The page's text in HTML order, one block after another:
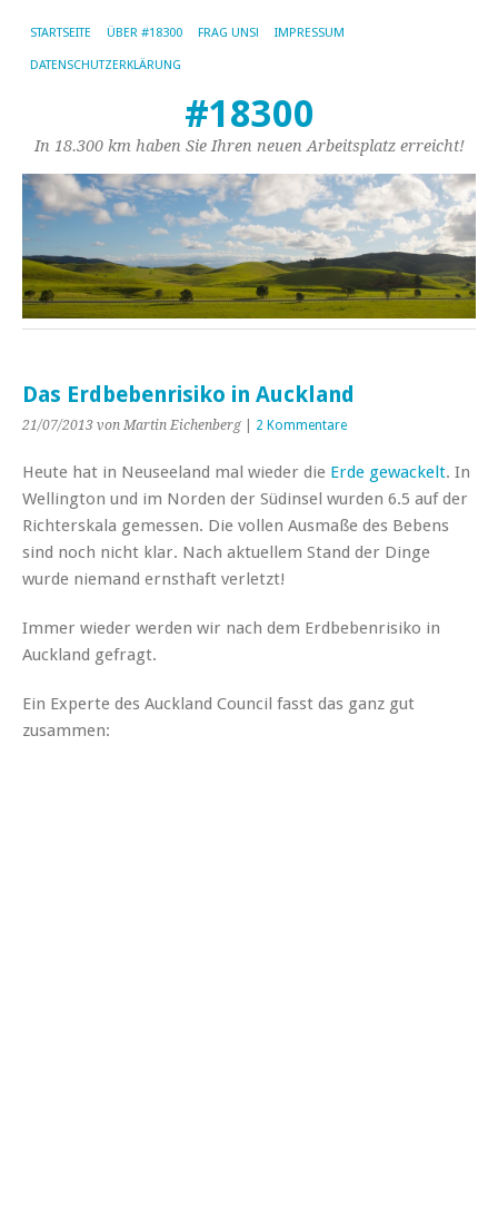
STARTSEITE ÜBER #18300 FRAG UNS! IMPRESSUM
DATENSCHUTZERKLÄRUNG
#18300
In 18.300 km haben Sie Ihren neuen Arbeitsplatz erreicht!
Das Erdbebenrisiko in Auckland
21/07/2013 von Martin Eichenberg 2 Kommentare
Heute hat in Neuseeland mal wieder die Erde gewackelt. In
Wellington und im Norden der Südinsel wurden 6.5 auf der
Richterskala gemessen. Die vollen Ausmaße des Bebens
sind noch nicht klar. Nach aktuellem Stand der Dinge
wurde niemand ernsthaft verletzt!
Immer wieder werden wir nach dem Erdbebenrisiko in
Auckland gefragt.
Ein Experte des Auckland Council fasst das ganz gut
zusammen: